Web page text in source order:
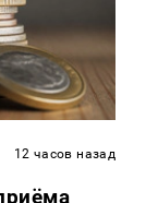
12 часов назад